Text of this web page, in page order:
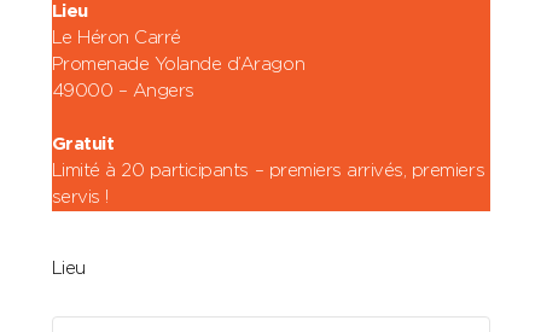
Lieu
Le Héron Carré
Promenade Yolande d’Aragon
49000 – Angers
Gratuit
Limité à 20 participants – premiers arrivés, premiers
servis !
Lieu